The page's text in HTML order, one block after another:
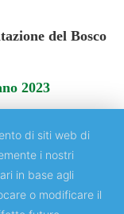
del Bosco
2023
Vergata"
di siti web di
i nostri
in base agli
o modificare il